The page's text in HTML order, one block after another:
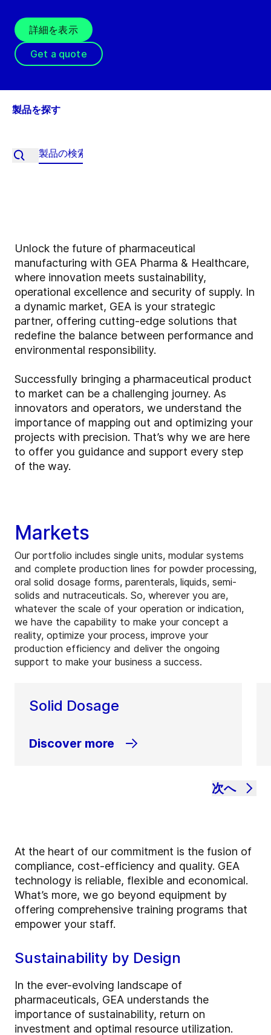
詳細を表示
Get a quote
製品を探す
Unlock the future of pharmaceutical
manufacturing with GEA Pharma & Healthcare,
where innovation meets sustainability,
operational excellence and security of supply. In
a dynamic market, GEA is your strategic
partner, offering cutting-edge solutions that
redefine the balance between performance and
environmental responsibility.
Successfully bringing a pharmaceutical product
to market can be a challenging journey. As
innovators and operators, we understand the
importance of mapping out and optimizing your
projects with precision. That’s why we are here
to offer you guidance and support every step
of the way.
Markets
Our portfolio includes single units, modular systems
and complete production lines for powder processing,
oral solid dosage forms, parenterals, liquids, semi-
solids and nutraceuticals. So, wherever you are,
whatever the scale of your operation or indication,
we have the capability to make your concept a
reality, optimize your process, improve your
production efficiency and deliver the ongoing
support to make your business a success.
Solid Dosage
Discover more
次へ
At the heart of our commitment is the fusion of
compliance, cost-efficiency and quality. GEA
technology is reliable, flexible and economical.
What’s more, we go beyond equipment by
offering comprehensive training programs that
empower your staff.
Sustainability by Design
In the ever-evolving landscape of
pharmaceuticals, GEA understands the
importance of sustainability, return on
investment and optimal resource utilization.